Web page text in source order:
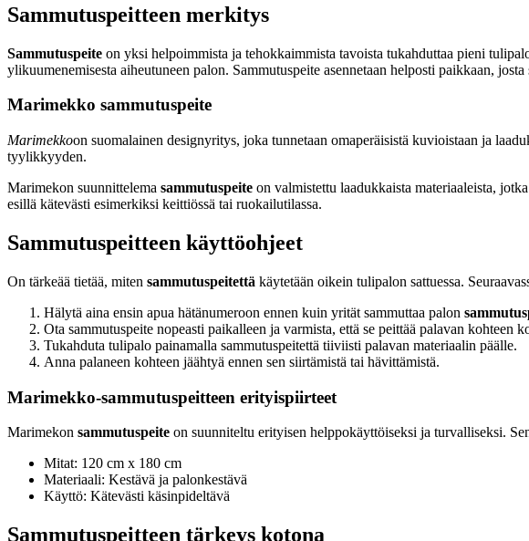
Sammutuspeitteen merkitys
Sammutuspeite on yksi helpoimmista ja tehokkaimmista tavoista tukahduttaa pieni
ylikuumenemisesta aiheutuneen palon. Sammutuspeite asennetaan helposti paikkaan,
Marimekko sammutuspeite
Marimekkoon suomalainen designyritys, joka tunnetaan omaperäisistä kuvioistaan ja
tyylikkyyden.
Marimekon suunnittelema sammutuspeite on valmistettu laadukkaista materiaaleista,
esillä kätevästi esimerkiksi keittiössä tai ruokailutilassa.
Sammutuspeitteen käyttöohjeet
On tärkeää tietää, miten sammutuspeitettä käytetään oikein tulipalon sattuessa.
Hälytä aina ensin apua hätänumeroon ennen kuin yrität sammuttaa palon
Ota sammutuspeite nopeasti paikalleen ja varmista, että se peittää palavan kohteen
Tukahduta tulipalo painamalla sammutuspeitettä tiiviisti palavan materiaalin päälle.
Anna palaneen kohteen jäähtyä ennen sen siirtämistä tai hävittämistä.
Marimekko-sammutuspeitteen erityispiirteet
Marimekon sammutuspeite on suunniteltu erityisen helppokäyttöiseksi ja turvalliseksi.
Mitat: 120 cm x 180 cm
Materiaali: Kestävä ja palonkestävä
Käyttö: Kätevästi käsinpideltävä
Sammutuspeitteen tärkeys kotona